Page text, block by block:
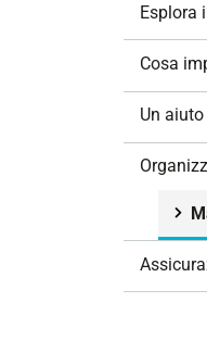
Esplora
Cosa
Un